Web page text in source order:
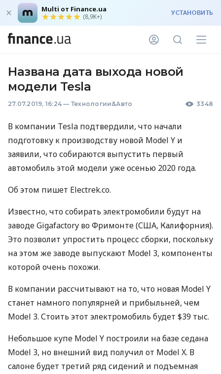
Multi от Finance.ua
(8,9K+) УСТАНОВИТЬ
Названа дата выхода новой
модели Tesla
27.07.2019, 16:24 — Технологии&Авто 3348
В компании Tesla подтвердили, что начали
подготовку к производству новой Model Y и
заявили, что собираются выпустить первый
автомобиль этой модели уже осенью 2020 года.
Об этом пишет Electrek.co.
Известно, что собирать электромобили будут на
заводе Gigafactory во Фримонте (США, Калифорния).
Это позволит упростить процесс сборки, поскольку
на этом же заводе выпускают Model 3, компоненты
которой очень похожи.
В компании рассчитывают на то, что новая Model Y
станет намного популярней и прибыльней, чем
Model 3. Стоить этот электромобиль будет $39 тыс.
Небольшое купе Model Y построили на базе седана
Model 3, но внешний вид получил от Model X. В
салоне будет третий ряд сидений и подъемная